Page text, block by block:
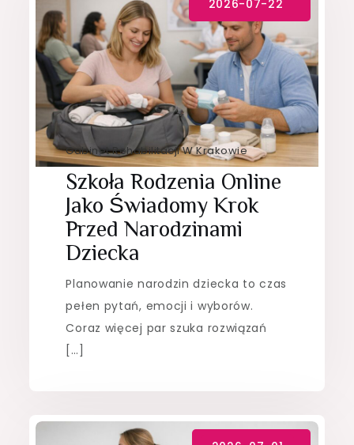
Gabinet Rehabilitacji W Krakowie
Szkoła Rodzenia Online
Jako Świadomy Krok
Przed Narodzinami
Dziecka
Planowanie narodzin dziecka to czas
pełen pytań, emocji i wyborów.
Coraz więcej par szuka rozwiązań
[…]